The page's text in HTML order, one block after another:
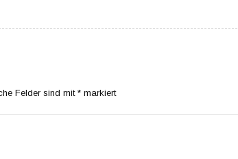
Felder sind mit* markiert